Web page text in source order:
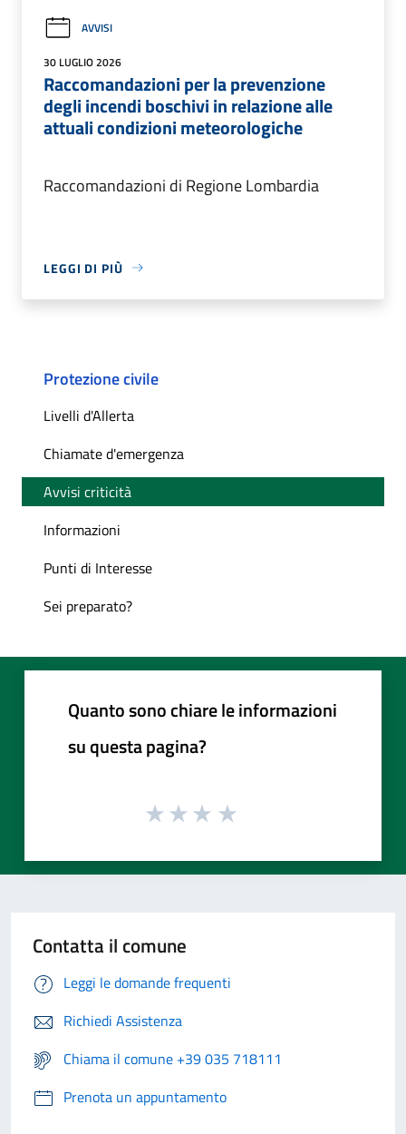
AVVISI
30 LUGLIO 2026
Raccomandazioni per la prevenzione
degli incendi boschivi in relazione alle
attuali condizioni meteorologiche
Raccomandazioni di Regione Lombardia
LEGGI DI PIÙ
Protezione civile
Livelli d'Allerta
Chiamate d'emergenza
Avvisi criticità
Informazioni
Punti di Interesse
Sei preparato?
Quanto sono chiare le informazioni
su questa pagina?
Contatta il comune
Leggi le domande frequenti
Richiedi Assistenza
Chiama il comune +39 035 718111
Prenota un appuntamento